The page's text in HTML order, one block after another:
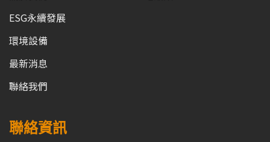
ESG永續發展
環境設備
最新消息
聯絡我們
聯絡資訊